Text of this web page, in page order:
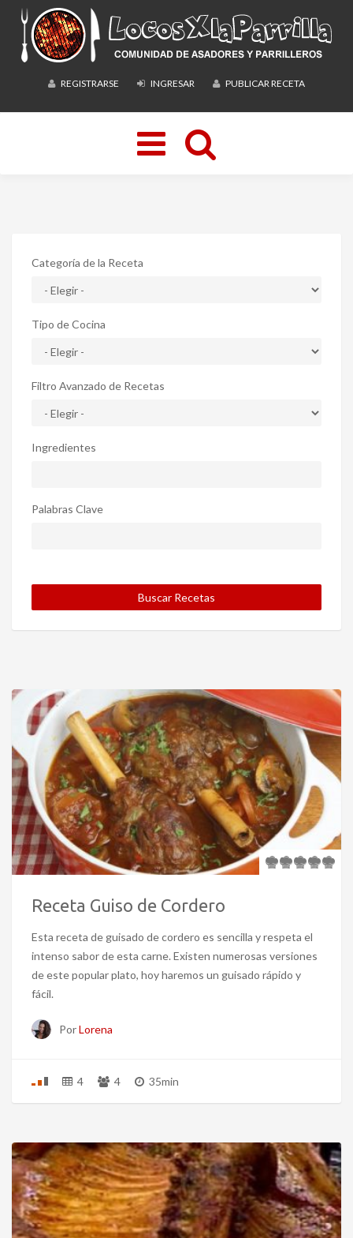
REGISTRARSE INGRESAR PUBLICAR RECETA
Toggle
navigation
Categoría de la Receta
Tipo de Cocina
Filtro Avanzado de Recetas
Ingredientes
Palabras Clave
Buscar Recetas
Receta Guiso de Cordero
Esta receta de guisado de cordero es sencilla y respeta el
intenso sabor de esta carne. Existen numerosas versiones
de este popular plato, hoy haremos un guisado rápido y
fácil.
PorLorena
4 4 35min